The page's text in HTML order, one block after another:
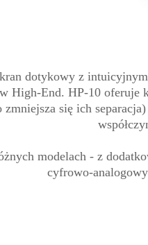
dotykowy z
High-End. HP-10 oferuje
zmniejsza się ich
modelach - z
cyfrowo-